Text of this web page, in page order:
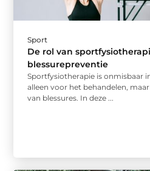
Sport
De rol van
blessurepreventie
Sportfysiotherapie is onmisbaar
alleen voor het behandelen,
van blessures. In deze ...